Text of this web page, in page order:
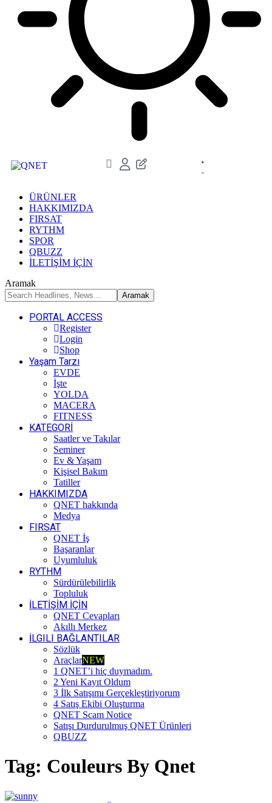
ÜRÜNLER
HAKKIMIZDA
FIRSAT
RYTHM
SPOR
QBUZZ
İLETİŞİM İÇİN
Aramak
PORTAL ACCESS
Register
Login
Shop
Yaşam Tarzı
EVDE
İşte
YOLDA
MACERA
FITNESS
KATEGORİ
Saatler ve Takılar
Seminer
Ev & Yaşam
Kişisel Bakım
Tatiller
HAKKIMIZDA
QNET hakkında
Medya
FIRSAT
QNET İş
Başaranlar
Uyumluluk
RYTHM
Sürdürülebilirlik
Topluluk
İLETİŞİM İÇİN
QNET Cevapları
Akıllı Merkez
İLGILI BAĞLANTILAR
Sözlük
AraçlarNEW
1 QNET’i hiç duymadım.
2 Yeni Kayıt Oldum
3 İlk Satışımı Gerçekleştiriyorum
4 Satış Ekibi Oluşturma
QNET Scam Notice
Satışı Durdurulmuş QNET Ürünleri
QBUZZ
Tag: Couleurs By Qnet